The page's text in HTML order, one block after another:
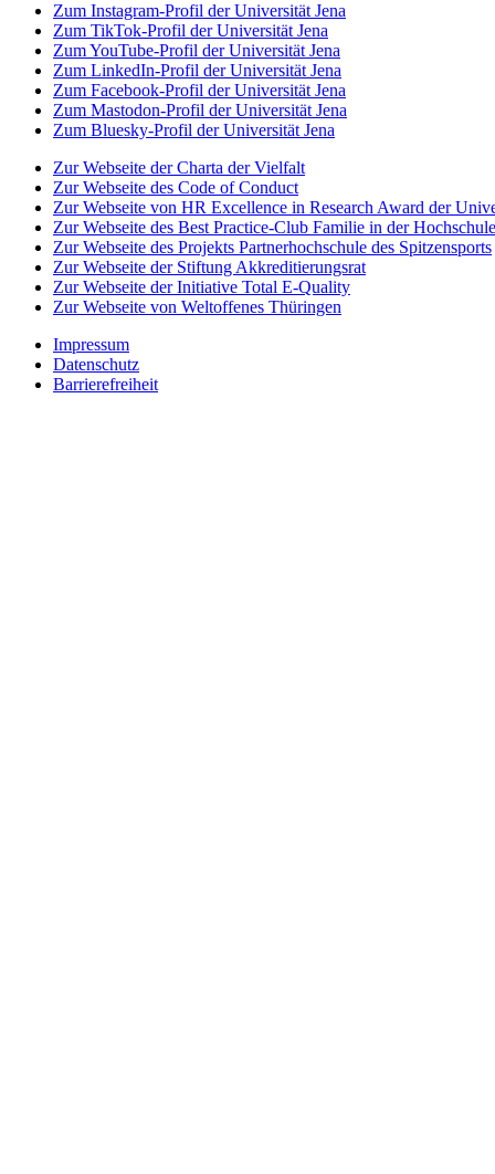
Zum Instagram-Profil der Universität Jena
Zum TikTok-Profil der Universität Jena
Zum YouTube-Profil der Universität Jena
Zum LinkedIn-Profil der Universität Jena
Zum Facebook-Profil der Universität Jena
Zum Mastodon-Profil der Universität Jena
Zum Bluesky-Profil der Universität Jena
Zur Webseite der Charta der Vielfalt
Zur Webseite des Code of Conduct
Zur Webseite von HR Excellence in Research Award der
Zur Webseite des Best Practice-Club Familie in der Hochschule
Zur Webseite des Projekts Partnerhochschule des Spitzensports
Zur Webseite der Stiftung Akkreditierungsrat
Zur Webseite der Initiative Total E-Quality
Zur Webseite von Weltoffenes Thüringen
Impressum
Datenschutz
Barrierefreiheit